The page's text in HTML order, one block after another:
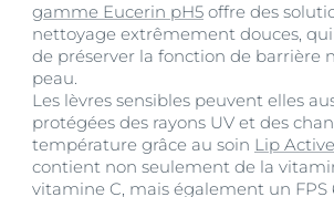
gamme Eucerin pH5 offre des
nettoyage extrêmement douces,
de préserver la fonction de barrière
peau.
Les lèvres sensibles peuvent elles
protégées des rayons UV et des
température grâce au soin Lip
contient non seulement de la
vitamine C, mais également un FPS